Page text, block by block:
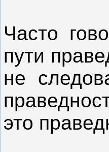
Часто
пути
не
это